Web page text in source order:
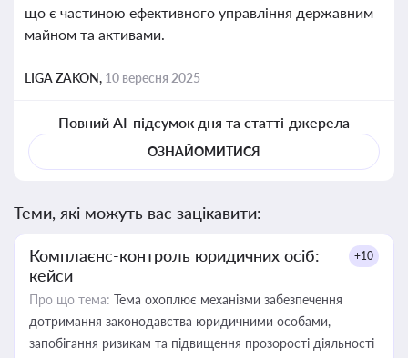
що є частиною ефективного управління державним
майном та активами.
LIGA ZAKON, 10 вересня 2025
Повний AI-підсумок дня та статті-джерела
ОЗНАЙОМИТИСЯ
Теми, які можуть вас зацікавити:
Комплаєнс-контроль юридичних осіб:
кейси
+10
Про що тема: Тема охоплює механізми забезпечення
дотримання законодавства юридичними особами,
запобігання ризикам та підвищення прозорості діяльності